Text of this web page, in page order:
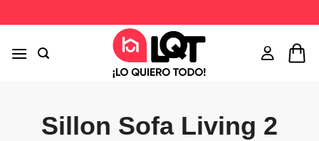
al
Sillon Sofa Living 2